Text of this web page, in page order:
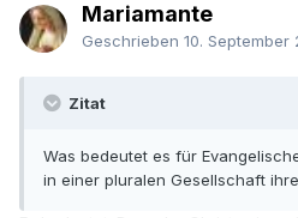
Mariamante
Geschrieben 10. September
Zitat
Was bedeutet es für
in einer pluralen Gesellschaft